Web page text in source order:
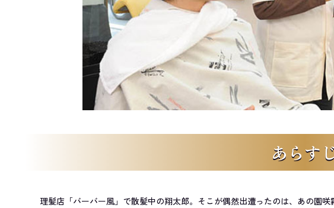
あらす
理髪店「バーバー風」で散髪中の翔太郎。そこが偶然出遭ったのは、あの園